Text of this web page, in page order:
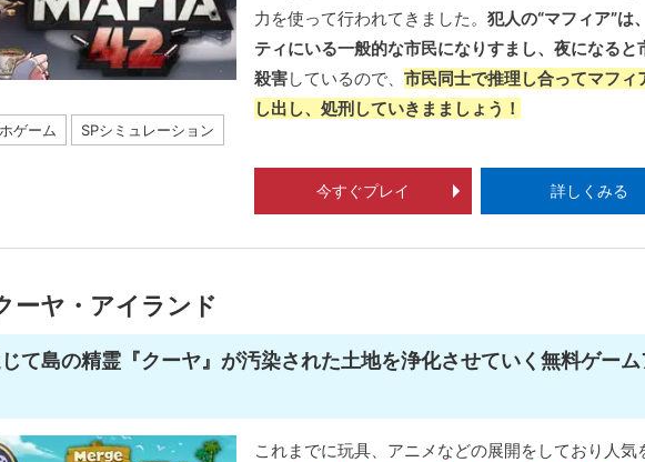
ゲーム SPシミュレーション
力を使って行われてきました。犯人の“マフィア”は
ティにいる一般的な市民になりすまし、夜になると
殺害しているので、市民同士で推理し合ってマフィ
し出し、処刑していきまましょう！
今すぐプレイ 詳しくみる
ーヤ・アイランド
て島の精霊『クーヤ』が汚染された土地を浄化させていく無料ゲー
これまでに玩具、アニメなどの展開をしており人気